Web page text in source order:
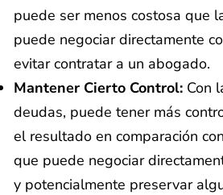
puede ser menos costosa que
puede negociar directamente
evitar contratar a un abogado.
Mantener Cierto Control: Con
deudas, puede tener más
el resultado en comparación
que puede negociar
y potencialmente preservar